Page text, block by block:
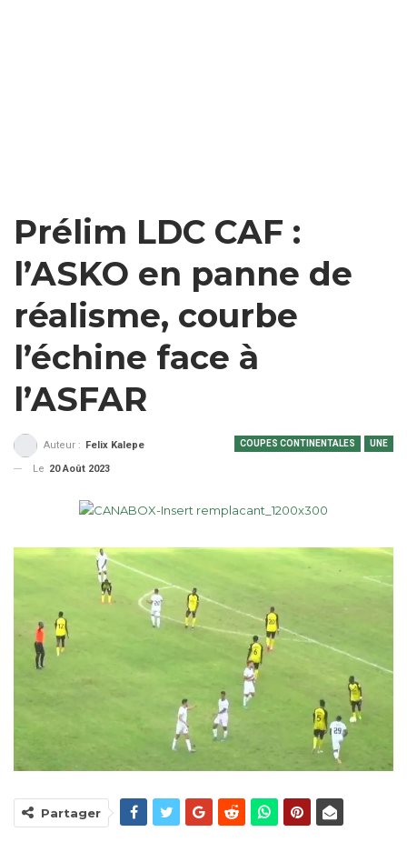
Prélim LDC CAF :
l’ASKO en panne de
réalisme, courbe
l’échine face à
l’ASFAR
COUPES CONTINENTALES UNE
Auteur : Felix Kalepe
Le 20 Août 2023
Partager